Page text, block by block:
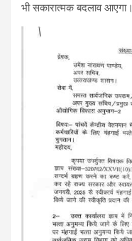
भी सकारात्मक बदलाव आएगा।